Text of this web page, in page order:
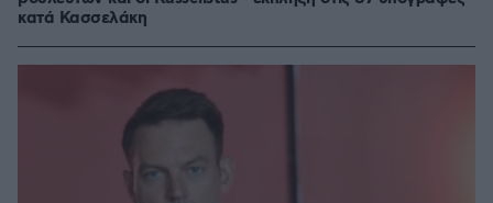
κατά Κασσελάκη